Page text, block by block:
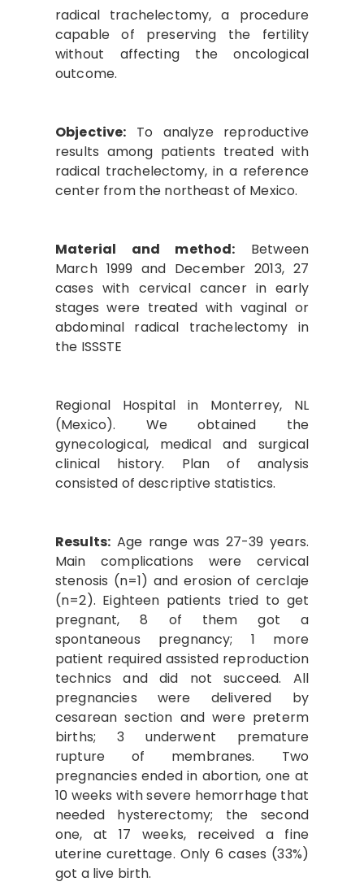
radical trachelectomy, a procedure
capable of preserving the fertility
without affecting the oncological
outcome.
Objective: To analyze reproductive
results among patients treated with
radical trachelectomy, in a reference
center from the northeast of Mexico.
Material and method: Between
March 1999 and December 2013, 27
cases with cervical cancer in early
stages were treated with vaginal or
abdominal radical trachelectomy in
the ISSSTE
Regional Hospital in Monterrey, NL
(Mexico). We obtained the
gynecological, medical and surgical
clinical history. Plan of analysis
consisted of descriptive statistics.
Results: Age range was 27-39 years.
Main complications were cervical
stenosis (n=1) and erosion of cerclaje
(n=2). Eighteen patients tried to get
pregnant, 8 of them got a
spontaneous pregnancy; 1 more
patient required assisted reproduction
technics and did not succeed. All
pregnancies were delivered by
cesarean section and were preterm
births; 3 underwent premature
rupture of membranes. Two
pregnancies ended in abortion, one at
10 weeks with severe hemorrhage that
needed hysterectomy; the second
one, at 17 weeks, received a fine
uterine curettage. Only 6 cases (33%)
got a live birth.